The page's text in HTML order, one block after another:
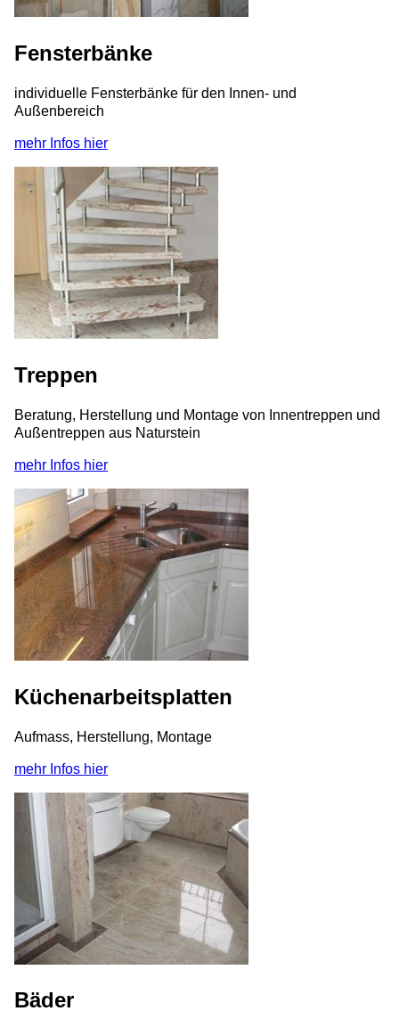
Fensterbänke
individuelle Fensterbänke für den Innen- und
Außenbereich
mehr Infos hier
Treppen
Beratung, Herstellung und Montage von Innentreppen und
Außentreppen aus Naturstein
mehr Infos hier
Küchenarbeitsplatten
Aufmass, Herstellung, Montage
mehr Infos hier
Bäder